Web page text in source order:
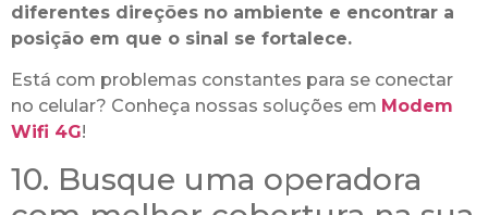
diferentes direções no ambiente e encontrar a
posição em que o sinal se fortalece.
Está com problemas constantes para se conectar
no celular? Conheça nossas soluções em Modem
Wifi 4G!
10. Busque uma operadora